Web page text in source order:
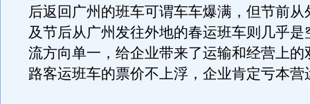
后返回广州的班车可谓车车爆满，但节前从
及节后从广州发往外地的春运班车则几乎是
流方向单一，给企业带来了运输和经营上的
路客运班车的票价不上浮，企业肯定亏本营